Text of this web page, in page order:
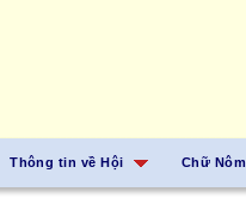
Thông tin về Hội Chữ Nôm